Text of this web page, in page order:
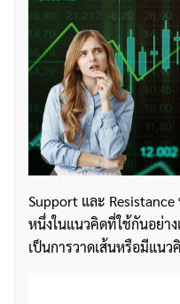
Support และ
หนึ่งในแนวคิดที่ใช้กันอย่า
เป็นการวาดเส้นหรือมีแน